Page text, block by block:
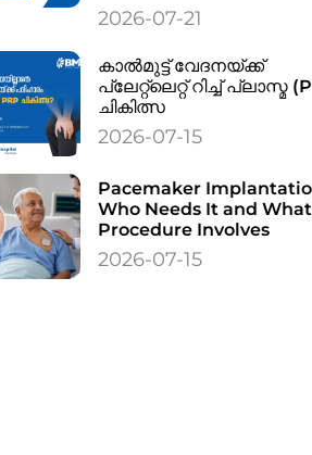
2026-07-21
കാൽമുട്ട് വേദനയ്ക്ക്
പ്ലേറ്റ്‌ലെറ്റ് റിച്ച് പ്ലാസ്മ
ചികിത്സ
2026-07-15
Pacemaker
Who Needs It and
Procedure Involves
2026-07-15